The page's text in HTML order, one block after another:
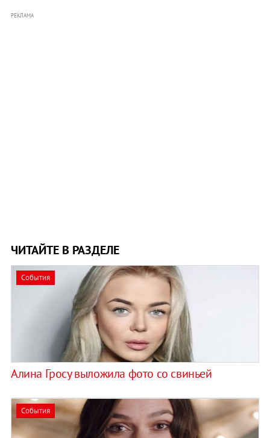
РЕКЛАМА
ЧИТАЙТЕ В РАЗДЕЛЕ
События
Алина Гросу выложила фото со свиньей
События